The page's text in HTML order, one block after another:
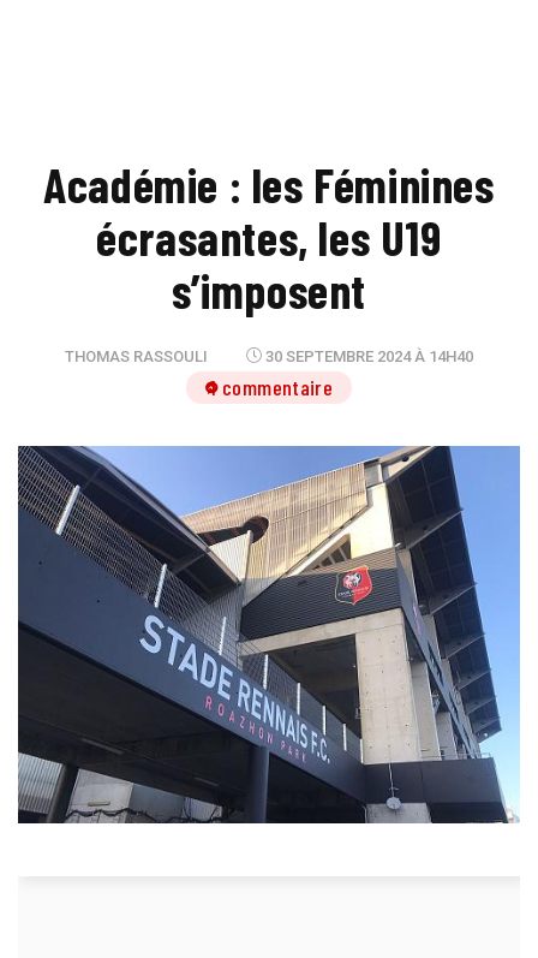
Académie : les Féminines
écrasantes, les U19
s’imposent
THOMAS RASSOULI 30 SEPTEMBRE 2024 À 14H40
1 commentaire